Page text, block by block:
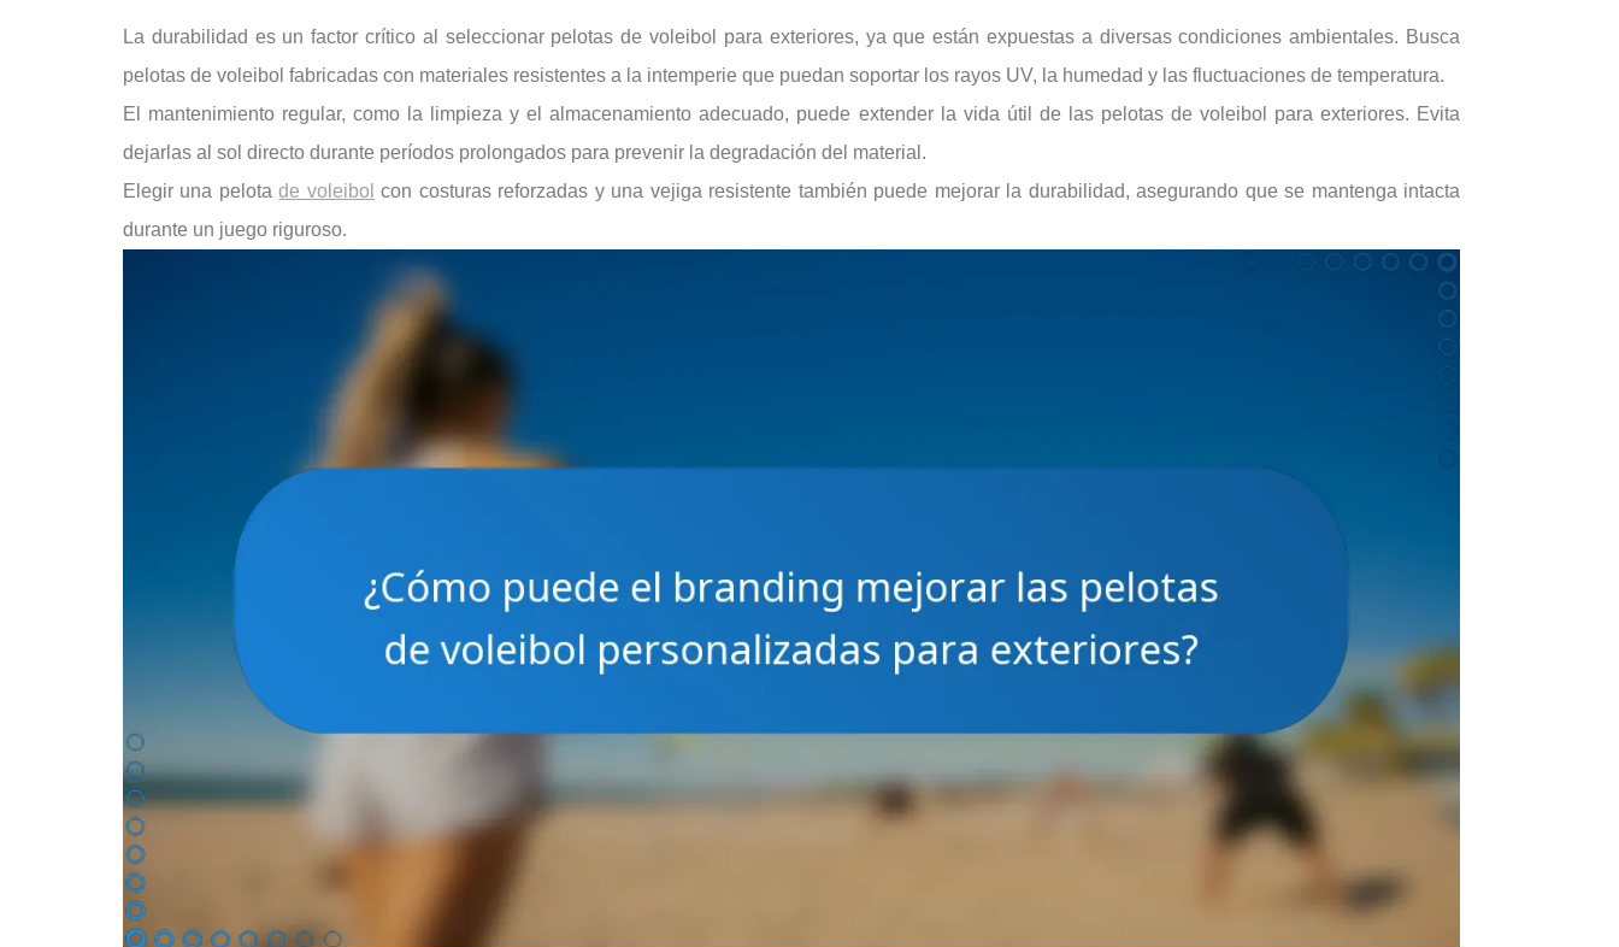
La durabilidad es un factor crítico al seleccionar pelotas de voleibol para exteriores, ya que están expuestas a diversas condiciones ambientales. Busca
pelotas de voleibol fabricadas con materiales resistentes a la intemperie que puedan soportar los rayos UV, la humedad y las fluctuaciones de temperatura.
El mantenimiento regular, como la limpieza y el almacenamiento adecuado, puede extender la vida útil de las pelotas de voleibol para exteriores. Evita
dejarlas al sol directo durante períodos prolongados para prevenir la degradación del material.
Elegir una pelotade voleibol con costuras reforzadas y una vejiga resistente también puede mejorar la durabilidad, asegurando que se mantenga intacta
durante un juego riguroso.